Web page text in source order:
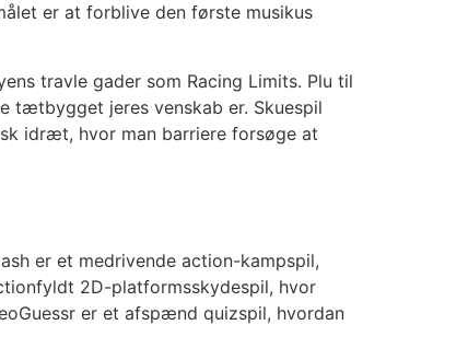
er at forblive den første musikus
travle gader som Racing Limits. Plu til
tætbygget jeres venskab er. Skuespil
idræt, hvor man barriere forsøge at
er et medrivende action-kampspil,
2D-platformsskydespil, hvor
er et afspænd quizspil, hvordan